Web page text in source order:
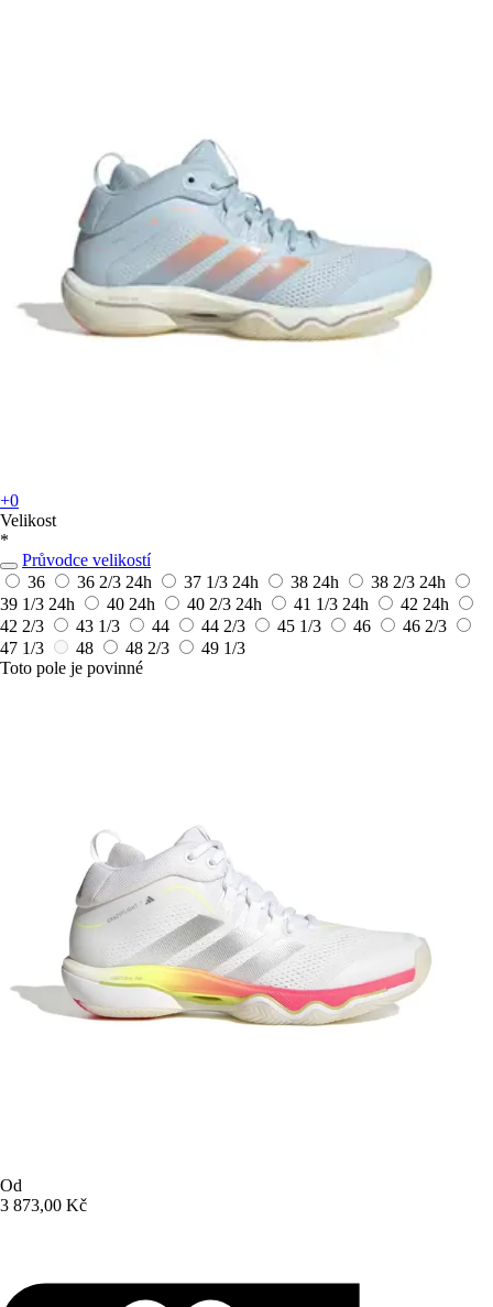
+0
Velikost
*
Průvodce velikostí
36
36 2/3 24h 37 1/3 24h 38 24h 38 2/3 24h
39 1/3 24h 40 24h 40 2/3 24h 41 1/3 24h 42 24h
42 2/3
43 1/3 44 44 2/3 45 1/3 46
46 2/3
47 1/3
48 48 2/3
49 1/3
Toto pole je povinné
Od
3 873,00 Kč